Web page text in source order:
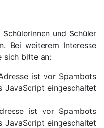
und Schüler
Bei weiterem Interesse
sich bitte an:
ist vor Spambots
JavaScript eingeschaltet
ist vor Spambots
JavaScript eingeschaltet